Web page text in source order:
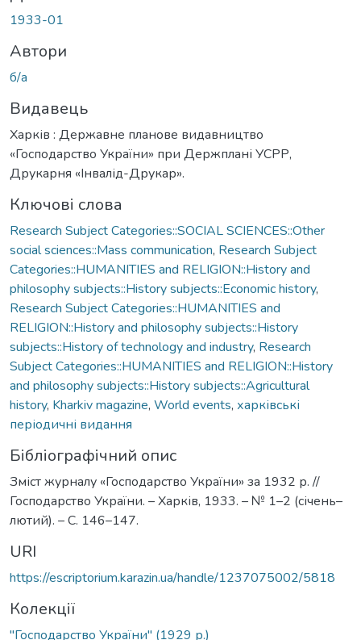
1933-01
Автори
б/а
Видавець
Харків : Державне планове видавництво
«Господарство України» при Держплані УСРР,
Друкарня «Інвалід-Друкар».
Ключові слова
Research Subject Categories::SOCIAL SCIENCES::Other
social sciences::Mass communication, Research Subject
Categories::HUMANITIES and RELIGION::History and
philosophy subjects::History subjects::Economic history,
Research Subject Categories::HUMANITIES and
RELIGION::History and philosophy subjects::History
subjects::History of technology and industry, Research
Subject Categories::HUMANITIES and RELIGION::History
and philosophy subjects::History subjects::Agricultural
history, Kharkiv magazine, World events, харківські
періодичні видання
Бібліографічний опис
Зміст журналу «Господарство України» за 1932 р. //
Господарство України. – Харків, 1933. – № 1–2 (січень–
лютий). – С. 146–147.
URI
https://escriptorium.karazin.ua/handle/1237075002/5818
Колекції
"Господарство України" (1929 р.)